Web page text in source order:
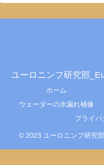
ユーロニンフ研究部
ホーム
ウェーダーの水漏れ補修
プライバ
© 2023 ユーロニンフ研究